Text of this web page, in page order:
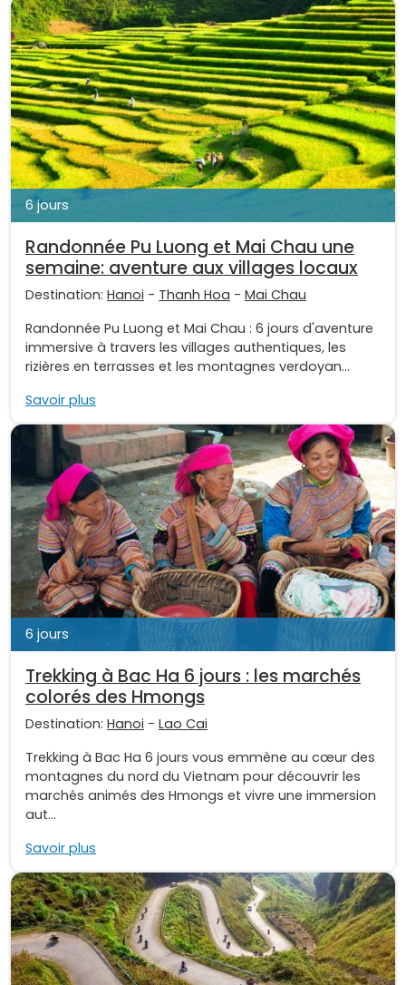
6 jours
Randonnée Pu Luong et Mai Chau une
semaine: aventure aux villages locaux
Destination: Hanoi - Thanh Hoa - Mai Chau
Randonnée Pu Luong et Mai Chau : 6 jours d'aventure
immersive à travers les villages authentiques, les
rizières en terrasses et les montagnes verdoyan...
Savoir plus
6 jours
Trekking à Bac Ha 6 jours : les marchés
colorés des Hmongs
Destination: Hanoi - Lao Cai
Trekking à Bac Ha 6 jours vous emmène au cœur des
montagnes du nord du Vietnam pour découvrir les
marchés animés des Hmongs et vivre une immersion
aut...
Savoir plus